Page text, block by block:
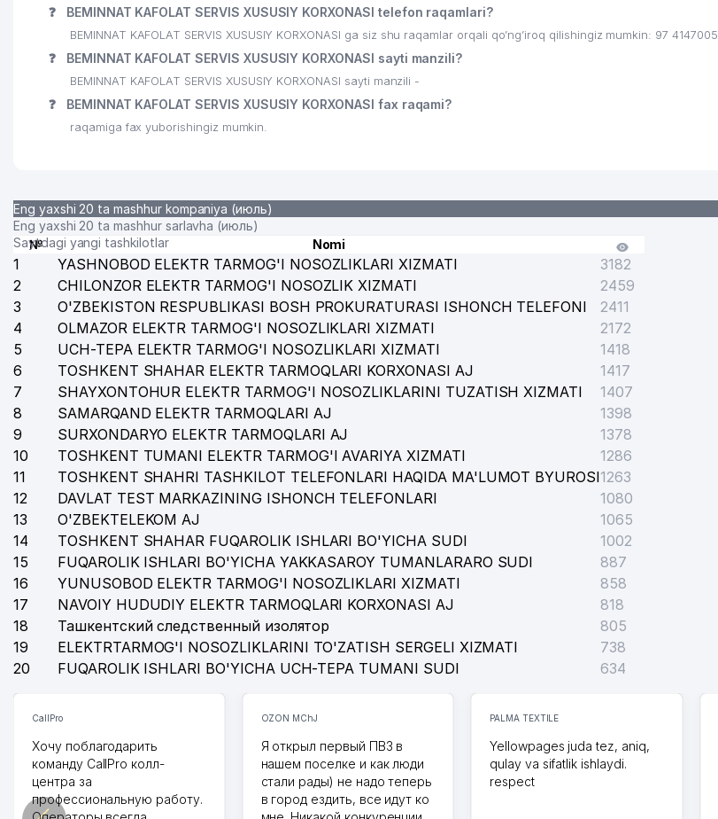
❓ BEMINNAT KAFOLAT SERVIS XUSUSIY KORXONASI telefon raqamlari?
BEMINNAT KAFOLAT SERVIS XUSUSIY KORXONASI ga siz shu raqamlar orqali qo’ng’iroq qilishingiz mumkin: 97 4147005
❓ BEMINNAT KAFOLAT SERVIS XUSUSIY KORXONASI sayti manzili?
BEMINNAT KAFOLAT SERVIS XUSUSIY KORXONASI sayti manzili -
❓ BEMINNAT KAFOLAT SERVIS XUSUSIY KORXONASI fax raqami?
raqamiga fax yuborishingiz mumkin.
Eng yaxshi 20 ta mashhur kompaniya (июль)
Eng yaxshi 20 ta mashhur sarlavha (июль)
Saytdagi yangi tashkilotlar
№ Nomi
1 YASHNOBOD ELEKTR TARMOG'I NOSOZLIKLARI XIZMATI
3182
2
CHILONZOR ELEKTR TARMOG'I NOSOZLIK XIZMATI
2459
3
O'ZBEKISTON RESPUBLIKASI BOSH PROKURATURASI ISHONCH TELEFONI
2411
4
OLMAZOR ELEKTR TARMOG'I NOSOZLIKLARI XIZMATI
2172
5
UCH-TEPA ELEKTR TARMOG'I NOSOZLIKLARI XIZMATI
1418
6
TOSHKENT SHAHAR ELEKTR TARMOQLARI KORXONASI AJ
1417
7
SHAYXONTOHUR ELEKTR TARMOG'I NOSOZLIKLARINI TUZATISH XIZMATI
1407
8
SAMARQAND ELEKTR TARMOQLARI AJ
1398
9
SURXONDARYO ELEKTR TARMOQLARI AJ
1378
10
TOSHKENT TUMANI ELEKTR TARMOG'I AVARIYA XIZMATI
1286
11
TOSHKENT SHAHRI TASHKILOT TELEFONLARI HAQIDA MA'LUMOT BYUROSI1263
12
DAVLAT TEST MARKAZINING ISHONCH TELEFONLARI
1080
13
O'ZBEKTELEKOM AJ
1065
14
TOSHKENT SHAHAR FUQAROLIK ISHLARI BO'YICHA SUDI
1002
15
FUQAROLIK ISHLARI BO'YICHA YAKKASAROY TUMANLARARO SUDI
887
16
YUNUSOBOD ELEKTR TARMOG'I NOSOZLIKLARI XIZMATI
858
17
NAVOIY HUDUDIY ELEKTR TARMOQLARI KORXONASI AJ
818
18
Ташкентский следственный изолятор
805
19
ELEKTRTARMOG'I NOSOZLIKLARINI TO'ZATISH SERGELI XIZMATI
738
20
FUQAROLIK ISHLARI BO'YICHA UCH-TEPA TUMANI SUDI 634
CallPro
Хочу поблагодарить
команду CallPro колл-
центра за
профессиональную работу.
OZON MChJ
Я открыл первый ПВЗ в
нашем поселке и как люди
стали рады) не надо теперь
в город ездить, все идут ко
PALMA TEXTILE
Yellowpages juda tez, aniq,
qulay va sifatlik ishlaydi.
respect